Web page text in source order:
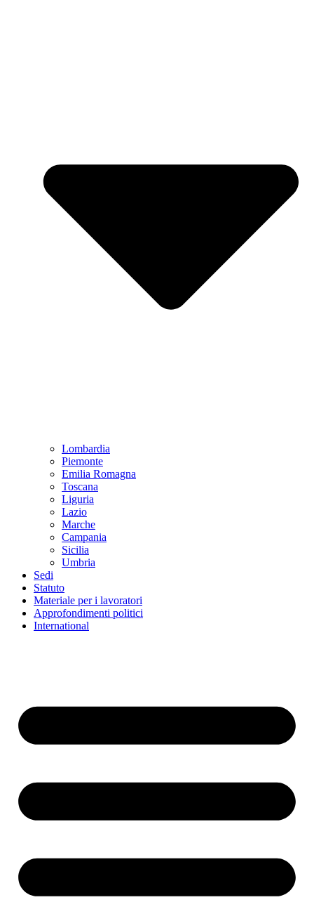
Lombardia
Piemonte
Emilia Romagna
Toscana
Liguria
Lazio
Marche
Campania
Sicilia
Umbria
Sedi
Statuto
Materiale per i lavoratori
Approfondimenti politici
International